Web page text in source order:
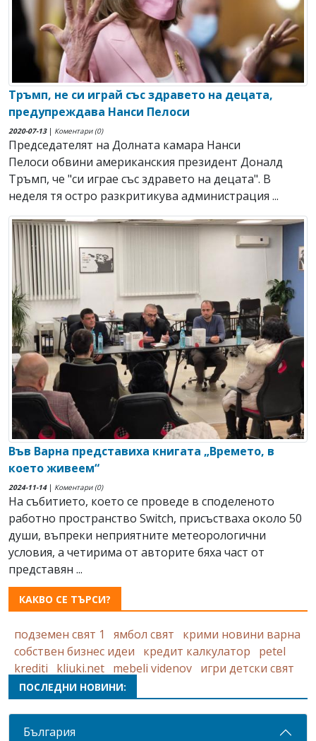
Тръмп, не си играй със здравето на децата,
предупреждава Нанси Пелоси
2020-07-13| Коментари (0)
Председателят на Долната камара Нанси
Пелоси обвини американския президент Доналд
Тръмп, че "си играе със здравето на децата". В
неделя тя остро разкритикува администрация ...
Във Варна представиха книгата „Времето, в
което живеем“
2024-11-14| Коментари (0)
На събитието, което се проведе в споделеното
работно пространство Switch, присъстваха около 50
души, въпреки неприятните метеорологични
условия, а четирима от авторите бяха част от
представян ...
КАКВО СЕ ТЪРСИ?
подземен свят 1 ямбол свят
крими новини варна
собствен бизнес идеи
кредит калкулатор
petel
krediti
kliuki.net mebeli videnov игри детски свят
ПОСЛЕДНИ НОВИНИ:
България